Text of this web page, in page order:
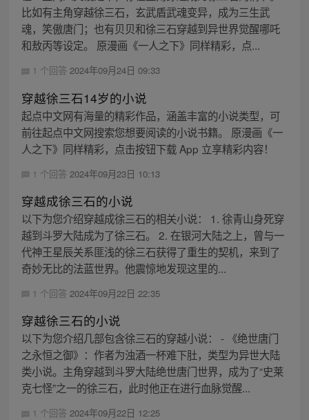
比如有主角穿越徐三石，玄武盾武魂变异，成为三生武
魂，笑傲唐门；也有贝贝和徐三石穿越到异世界觉醒哪吒
和敖丙等设定。 原漫画《一人之下》同样精彩，点...
1 个回答 2024年09月24日 09:33
穿越徐三石14岁的小说
起点中文网有海量的精彩作品，涵盖丰富的小说类型，可
前往起点中文网搜索您想要阅读的小说书籍。 原漫画《一
人之下》同样精彩，点击按钮下载 App 立享精彩内容！
1 个回答 2024年09月23日 10:13
穿越成徐三石的小说
以下为您介绍穿越成徐三石的相关小说： 1. 徐青山身死穿
越到斗罗大陆成为了徐三石。 2. 在银河大陆之上，曾与一
代神王星辰关系匪浅的徐三石获得了重生的契机，来到了
奇妙无比的法蓝世界。他震惊地发现这里的...
1 个回答 2024年09月22日 22:35
穿越徐三石的小说
以下为您介绍几部包含徐三石的穿越小说： - 《绝世唐门
之永恒之御》：作者为浊酒一杯难下肚，类型为异世大陆
类小说。主角穿越到斗罗大陆绝世唐门世界，成为了“史莱
克七怪”之一的徐三石，此时他正在进行血脉觉醒...
1 个回答 2024年09月22日 12:25